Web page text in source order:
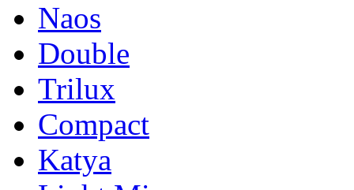
Naos
Double
Trilux
Compact
Katya